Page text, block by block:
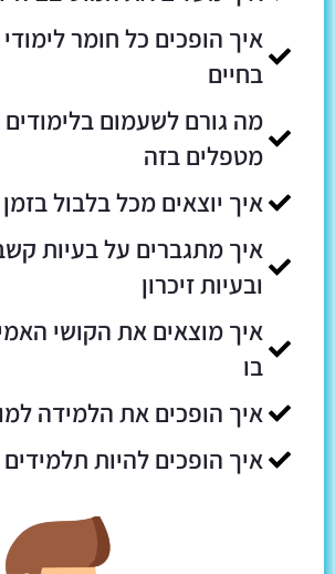
איך הופכים כל חומר
בחיים
מה גורם לשעמום בלימודים
מטפלים בזה
איך יוצאים מכל בלבול
איך מתגברים על בעיות
ובעיות זיכרון
איך מוצאים את הקושי
בו
איך הופכים את הלמידה
איך הופכים להיות